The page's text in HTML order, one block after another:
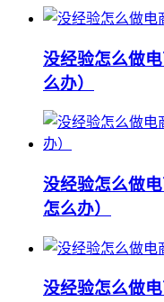
没经验怎么做
么办）
没经验怎么做
怎么办）
没经验怎么做